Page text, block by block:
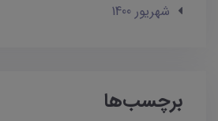
شهریور 1400
برچسب‌ها